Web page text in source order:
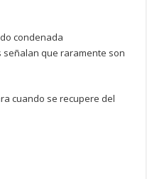
condenada
que raramente son
cuando se recupere del